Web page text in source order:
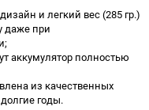
и легкий вес (285 гр.)
даже при
аккумулятор полностью
из качественных
годы.